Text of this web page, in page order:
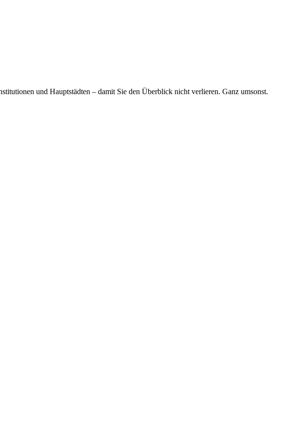
und Hauptstädten – damit Sie den Überblick nicht verlieren. Ganz umsonst.